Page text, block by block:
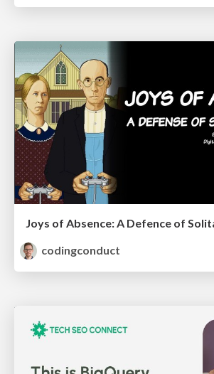
Joys of Absence: A Defence of
codingconduct